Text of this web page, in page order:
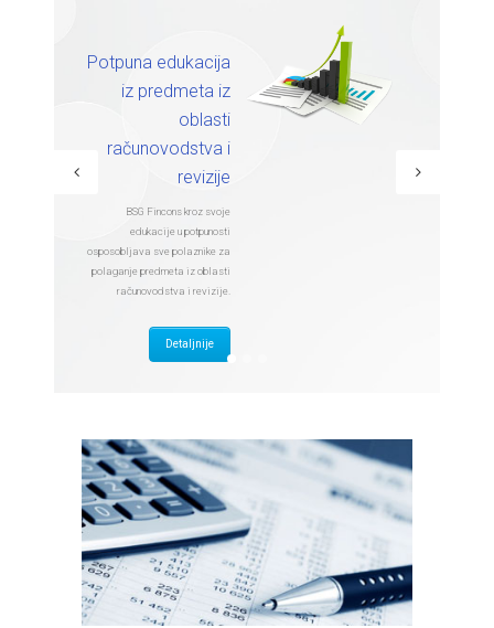
Potpuna edukacija
iz predmeta iz
oblasti
računovodstva i
revizije
BSG Fincons kroz svoje
edukacije u potpunosti
osposobljava sve polaznike za
polaganje predmeta iz oblasti
računovodstva i revizije.
Detaljnije